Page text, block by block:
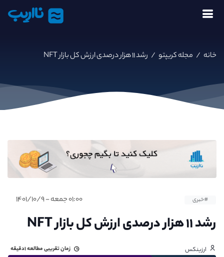
نااریب
خانه / مجله کریپتو / رشد ۱۱ هزار درصدی ارزش کل بازار NFT
#خبری ۰۱:۰۰ جمعه - ۱۴۰۱/۱۰/۹
رشد ۱۱ هزار درصدی ارزش کل بازار NFT
ارزینکس زمان تقریبی مطالعه۱دقیقه